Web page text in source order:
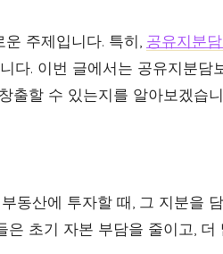
주제입니다. 특히, 공유지분
다. 이번 글에서는 공유지분담
출할 수 있는지를 알아보겠습
동산에 투자할 때, 그 지분을
초기 자본 부담을 줄이고,